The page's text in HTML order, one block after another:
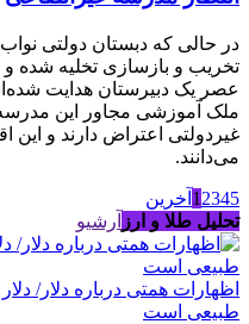
تخریب و بازسازی تخلیه شده
عصر یک دبیرستان هدایت
ملک آموزشی مجاور این
غیردولتی اعتراض دارند و این
می‌دانند.
1 2345
آخرین
تحلیل طلا و ارز آرشیو
طبیعی است